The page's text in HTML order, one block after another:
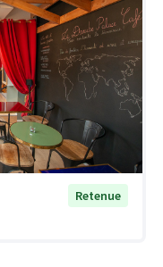
Retenue